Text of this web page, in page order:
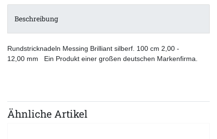
Beschreibung
Rundstricknadeln Messing Brilliant silberf. 100 cm 2,00 -
12,00 mm Ein Produkt einer großen deutschen Markenfirma.
Ähnliche Artikel